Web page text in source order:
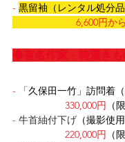
- 黒留袖（レンタル処分品
6,600円から
- 「久保田一竹」訪問着（
330,000円 （
- 牛首紬付下げ （撮影使用
220,000円 （